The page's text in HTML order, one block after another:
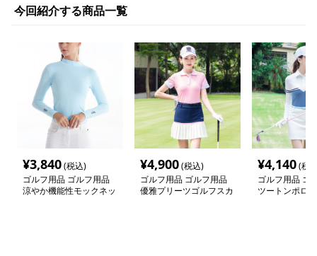
今回紹介する商品一覧
¥3,840(税込)
ゴルフ用品 ゴルフ用品
涼やか機能性モックネッ
¥4,900(税込)
ゴルフ用品 ゴルフ用品
優雅プリーツゴルフスカ
¥4,140(税
ゴルフ用品 ゴ
ツートンポロ